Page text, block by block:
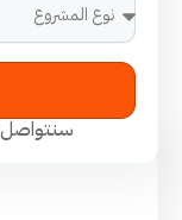
سنتواصل معك